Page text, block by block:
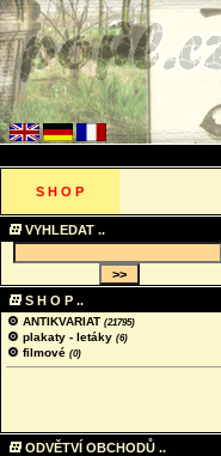
S H O P
VYHLEDAT ..
S H O P ..
ANTIKVARIAT (21795)
plakaty - letáky (6)
filmové (0)
ODVĚTVÍ OBCHODŮ ..